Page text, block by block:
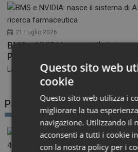
21 Luglio 2026
BMS e NVIDIA: nasce il
per la ricerca farmaceutica
La corsa all’intelligenza artificiale nel
Patient Advocacy
Questo sito web
cookie
Questo sito web utilizza i
migliorare la tua
navigazione. Utilizzando il
acconsenti a tutti i cookie
con la nostra policy per i